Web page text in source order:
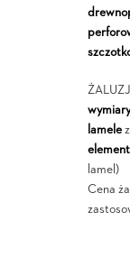
wymiary
lamelez
lamel)
Cena